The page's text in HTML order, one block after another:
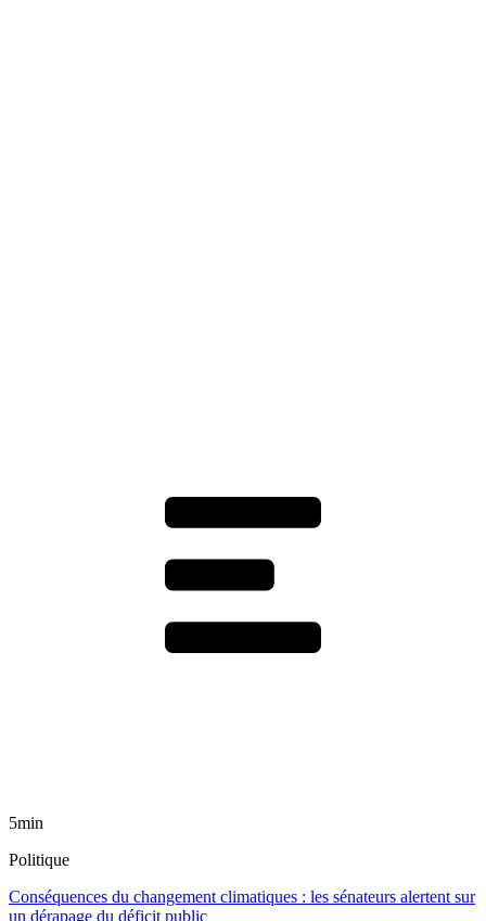
5min
Politique
Conséquences du changement climatiques : les sénateurs alertent sur
un dérapage du déficit public